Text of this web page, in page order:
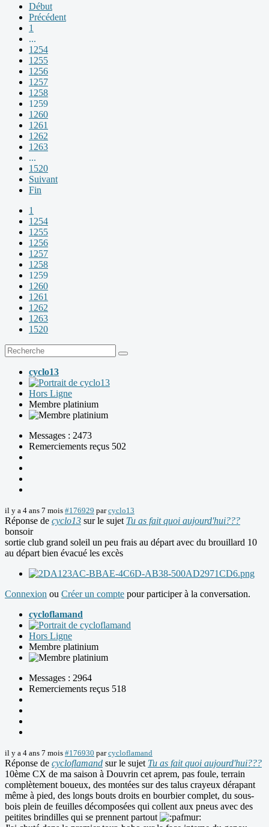
Début
Précédent
1
...
1254
1255
1256
1257
1258
1259
1260
1261
1262
1263
...
1520
Suivant
Fin
1
1254
1255
1256
1257
1258
1259
1260
1261
1262
1263
1520
cyclo13
Hors Ligne
Membre platinium
Messages : 2473
Remerciements reçus 502
il y a 4 ans 7 mois #176929 parcyclo13
Réponse de cyclo13 sur le sujet Tu as fait quoi aujourd'hui???
bonsoir
sortie club grand soleil un peu frais au départ avec du brouillard 10
au départ bien évacué les excès
Connexion ou Créer un compte pour participer à la conversation.
cycloflamand
Hors Ligne
Membre platinium
Messages : 2964
Remerciements reçus 518
il y a 4 ans 7 mois #176930 parcycloflamand
Réponse de cycloflamand sur le sujet Tu as fait quoi aujourd'hui???
10ème CX de ma saison à Douvrin cet aprem, pas foule, terrain
complètement boueux, des montées sur des talus crayeux dérapant
même à pied, des longs bouts droits en bourbier complet, du sous-
bois plein de feuilles décomposées qui collent aux pneus avec des
peitites brindilles qui se prennent partout